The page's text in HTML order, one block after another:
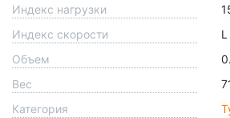
Индекс нагрузки
Индекс скорости
L
Объем
Вес
Категория